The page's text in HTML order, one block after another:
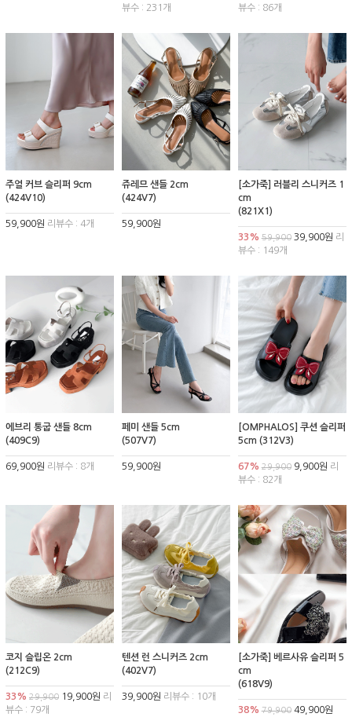
뷰수 : 231개
뷰수 : 86개
주얼 커브 슬리퍼 9cm
(424V10)
59,900원 리뷰수 : 4개
쥬레므 샌들 2cm
(424V7)
59,900원
[소가죽] 러블리 스니커즈 1
cm
(821X1)
33% 59,90039,900원 리
뷰수 : 149개
에브리 통굽 샌들 8cm
(409C9)
69,900원 리뷰수 : 8개
페미 샌들 5cm
(507V7)
59,900원
[OMPHALOS] 쿠션 슬리퍼
5cm (312V3)
67% 29,9009,900원 리
뷰수 : 82개
코지 슬립온 2cm
(212C9)
33% 29,900 19,900원 리
뷰수 : 79개
텐션 런 스니커즈 2cm
(402V7)
39,900원 리뷰수 : 10개
[소가죽] 베르사유 슬리퍼 5
cm
(618V9)
38% 79,90049,900원